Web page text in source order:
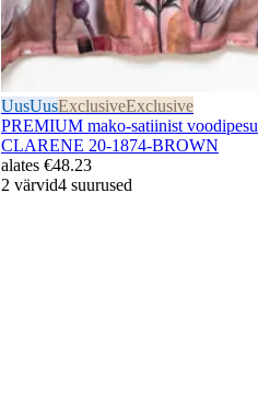
UusUusExclusiveExclusive
PREMIUM mako-satiinist voodipesu
CLARENE 20-1874-BROWN
alates €48.23
2 värvid4 suurused